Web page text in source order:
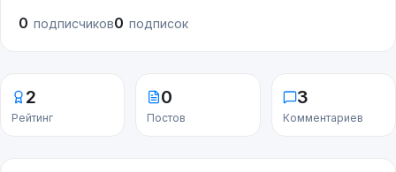
0 подписчиков0 подписок
2
Рейтинг
0
Постов
3
Комментариев